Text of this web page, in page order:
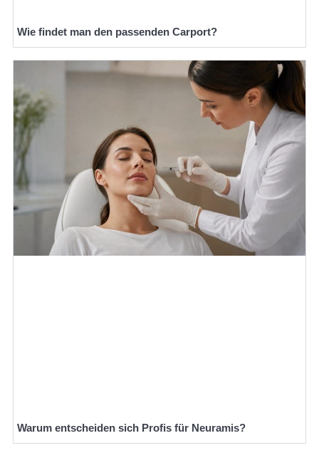
Wie findet man den passenden Carport?
Warum entscheiden sich Profis für Neuramis?